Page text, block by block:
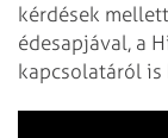
kérdések
édesapjával, a
kapcsolatáról is